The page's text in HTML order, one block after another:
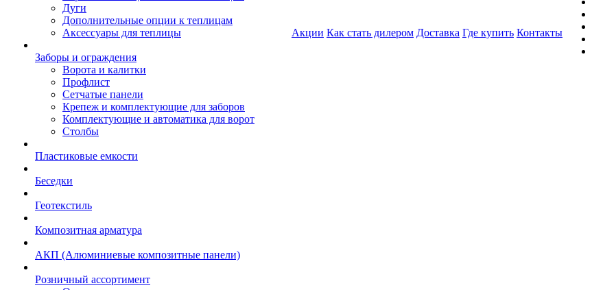
Дуги
Дополнительные опции к теплицам
Аксессуары для теплицы
Заборы и ограждения
Ворота и калитки
Профлист
Сетчатые панели
Крепеж и комплектующие для заборов
Комплектующие и автоматика для ворот
Столбы
Пластиковые емкости
Беседки
Геотекстиль
Композитная арматура
АКП (Алюминиевые композитные панели)
Розничный ассортимент
Акции Как стать дилером Доставка Где купить Контакты